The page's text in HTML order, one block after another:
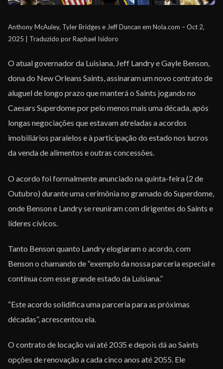
Anthony McAuley, Tyler Bridges e Jeff Duncan em Nola.com – Oct 2,
2025 | Traduzido por Raphael Isidoro
O atual governador da Luisiana, Jeff Landry e Gayle Benson,
dona do New Orleans Saints, assinaram um novo contrato de
aluguel de longo prazo que manterá o Saints jogando no
Caesars Superdome por pelo menos mais uma década, após
longas negociações que estavam atreladas a acordos
imobiliários paralelos e à participação do estado nos lucros
da venda de alimentos e outras concessões.
O acordo foi formalmente anunciado na quinta-feira (2 de
Outubro) durante uma cerimônia no gramado do Superdome,
onde Benson e Landry se reuniram com dirigentes do Saints e
líderes cívicos.
Tanto Benson quanto Landry elogiaram o acordo, com
Benson o chamando de “exemplo da nossa parceria especial e
contínua com esse grande estado da Luisiana.”
“Este acordo solidifica uma parceria para as próximas
décadas”, acrescentou ela.
O contrato de locação vai até 2035 e depois dá ao Saints
opções de renovação a cada cinco anos até 2055. Ele